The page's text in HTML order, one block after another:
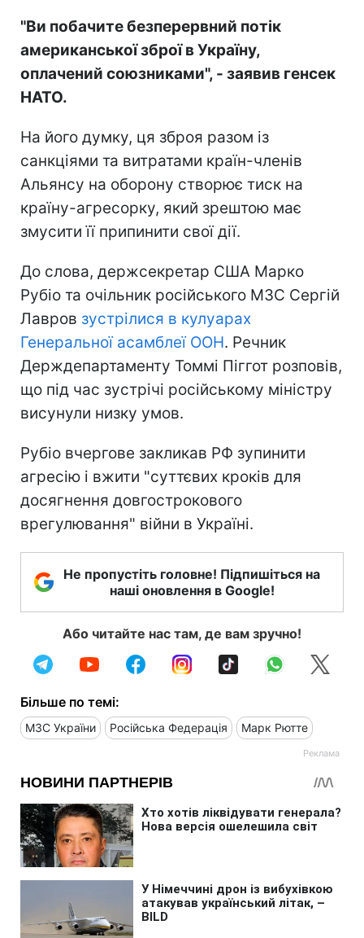
"Ви побачите безперервний потік
американської зброї в Україну,
оплачений союзниками", - заявив генсек
НАТО.
На його думку, ця зброя разом із
санкціями та витратами країн-членів
Альянсу на оборону створює тиск на
країну-агресорку, який зрештою має
змусити її припинити свої дії.
До слова, держсекретар США Марко
Рубіо та очільник російського МЗС Сергій
Лавров зустрілися в кулуарах
Генеральної асамблеї ООН. Речник
Держдепартаменту Томмі Піггот розповів,
що під час зустрічі російському міністру
висунули низку умов.
Рубіо вчергове закликав РФ зупинити
агресію і вжити "суттєвих кроків для
досягнення довгострокового
врегулювання" війни в Україні.
Не пропустіть головне! Підпишіться на
наші оновлення в Google!
Або читайте нас там, де вам зручно!
Більше по темі:
МЗС України Російська Федерація Марк Рютте